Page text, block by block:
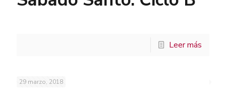
Leer más
29 marzo, 2018